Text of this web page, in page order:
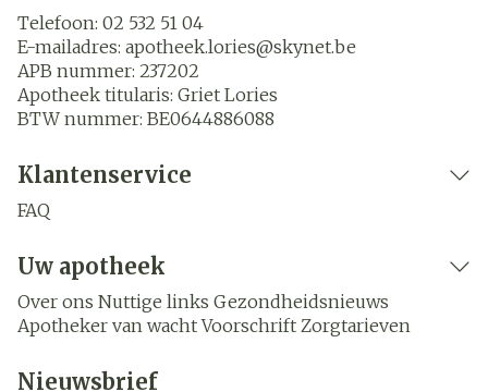
Telefoon: 02 532 51 04
E-mailadres: apotheek.lories@skynet.be
APB nummer: 237202
Apotheek titularis: Griet Lories
BTW nummer: BE0644886088
Klantenservice
FAQ
Uw apotheek
Over ons Nuttige links Gezondheidsnieuws
Apotheker van wacht Voorschrift Zorgtarieven
Nieuwsbrief